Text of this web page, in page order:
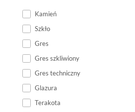
Kamień
Szkło
Gres
Gres szkliwiony
Gres techniczny
Glazura
Terakota